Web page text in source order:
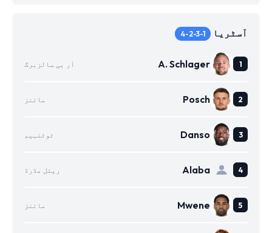
آسٹریا 4-2-3-1
A. Schlager آر بی سالزبرگ
Posch مائنز
Danso ٹوٹنہیم
Alaba ریئل مڈرڈ
Mwene مائنز